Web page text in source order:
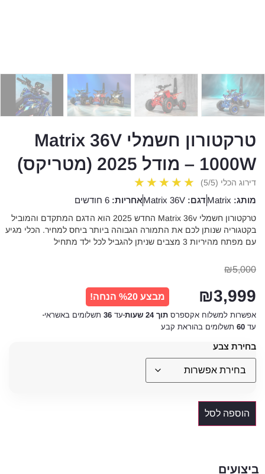
טרקטורון חשמלי​ Matrix 36V
1000W – מודל 2025 (מטריקס)
דירוג הכלי (5/5) ★
★
★
★
★
מותג: Matrixדגם: Matrix 36Vאחריות: 6 חודשים
טרקטורון חשמלי Matrix 36v החדש 2025 הוא הדגם המתקדם והמוביל
בקטגוריה שנותן לכם את התמורה הגבוהה ביותר ביחס למחיר. הכלי מגיע
עם מפתח מהיריות 3 מצבים שניתן להגביל לכל ילד מתחיל
₪5,000
₪3,999 מבצע %20 הנחה!
אפשרות למשלוח אקספרס תוך 24 שעות עד 36 תשלומים באשראי
עד 60 תשלומים בהוראת קבע
בחירת צבע
הוספה לסל
ביצועים